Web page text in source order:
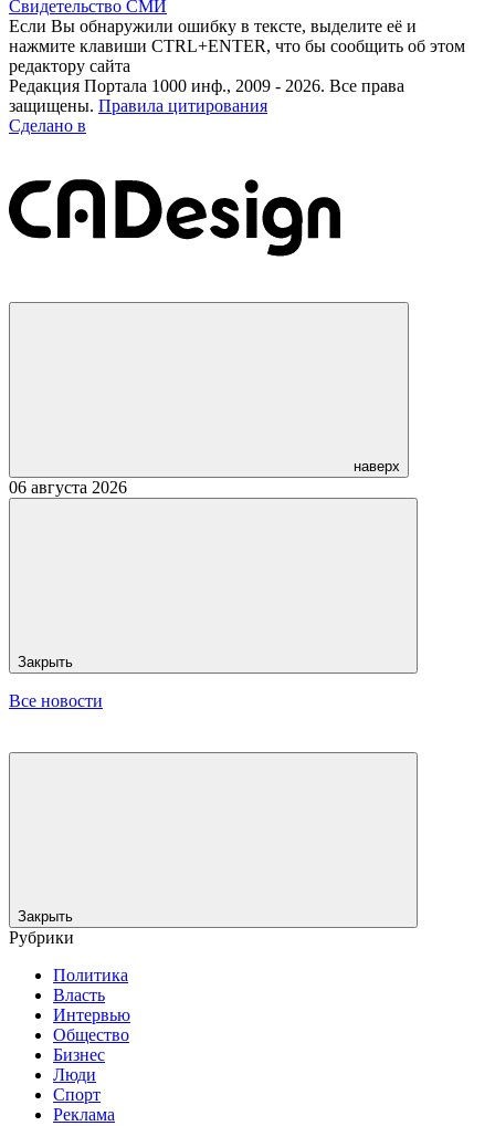
Свидетельство СМИ
Если Вы обнаружили ошибку в тексте, выделите её и
нажмите клавиши CTRL+ENTER, что бы сообщить об этом
редактору сайта
Редакция Портала 1000 инф., 2009 - 2026. Все права
защищены. Правила цитирования
Сделано в
наверх
06 августа 2026
Закрыть
Все новости
Закрыть
Рубрики
Политика
Власть
Интервью
Общество
Бизнес
Люди
Спорт
Реклама